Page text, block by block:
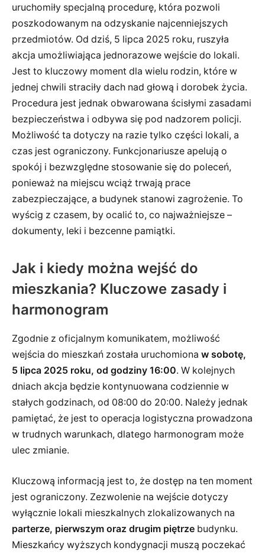
uruchomiły specjalną procedurę, która pozwoli
poszkodowanym na odzyskanie najcenniejszych
przedmiotów. Od dziś, 5 lipca 2025 roku, ruszyła
akcja umożliwiająca jednorazowe wejście do lokali.
Jest to kluczowy moment dla wielu rodzin, które w
jednej chwili straciły dach nad głową i dorobek życia.
Procedura jest jednak obwarowana ścisłymi zasadami
bezpieczeństwa i odbywa się pod nadzorem policji.
Możliwość ta dotyczy na razie tylko części lokali, a
czas jest ograniczony. Funkcjonariusze apelują o
spokój i bezwzględne stosowanie się do poleceń,
ponieważ na miejscu wciąż trwają prace
zabezpieczające, a budynek stanowi zagrożenie. To
wyścig z czasem, by ocalić to, co najważniejsze –
dokumenty, leki i bezcenne pamiątki.
Jak i kiedy można wejść do
mieszkania? Kluczowe zasady i
harmonogram
Zgodnie z oficjalnym komunikatem, możliwość
wejścia do mieszkań została uruchomiona w sobotę,
5 lipca 2025 roku, od godziny 16:00. W kolejnych
dniach akcja będzie kontynuowana codziennie w
stałych godzinach, od 08:00 do 20:00. Należy jednak
pamiętać, że jest to operacja logistyczna prowadzona
w trudnych warunkach, dlatego harmonogram może
ulec zmianie.
Kluczową informacją jest to, że dostęp na ten moment
jest ograniczony. Zezwolenie na wejście dotyczy
wyłącznie lokali mieszkalnych zlokalizowanych na
parterze, pierwszym oraz drugim piętrze budynku.
Mieszkańcy wyższych kondygnacji muszą poczekać